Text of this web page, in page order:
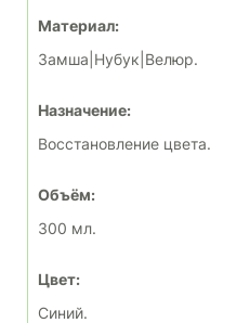
Материал:
Замша|Нубук|Велюр.
Назначение:
Восстановление цвета.
Объём:
300 мл.
Цвет:
Синий.